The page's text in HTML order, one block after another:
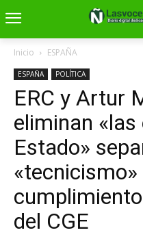
Inicio ESPAÑA
ESPAÑA POLÍTICA
ERC y Artur
eliminan
Estado»
«tecnicismo»
del CGE